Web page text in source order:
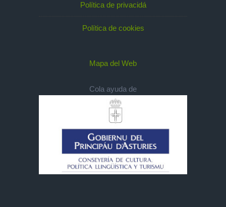
Política de privacidá
Política de cookies
Mapa del Web
Cola ayuda de